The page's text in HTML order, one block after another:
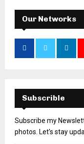
Our Networks
Subscrible
Subscribe my
photos. Let's stay